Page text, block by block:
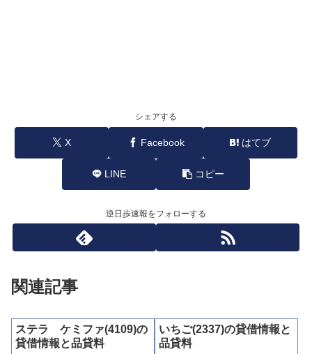
シェアする
X Facebook はてブ
LINE コピー
逆日歩速報をフォローする
関連記事
ステラ ケミファ(4109)の
貸借情報と品貸料
いちご(2337)の貸借情報と
品貸料